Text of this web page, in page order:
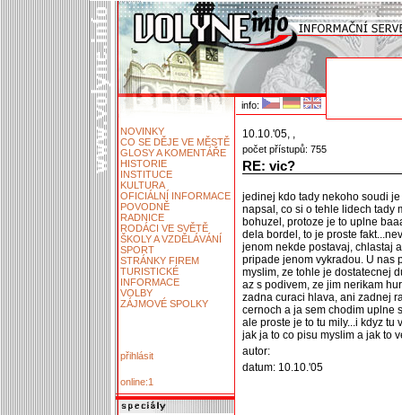
info:
NOVINKY
CO SE DĚJE VE MĚSTĚ
GLOSY A KOMENTÁŘE
HISTORIE
INSTITUCE
KULTURA
OFICIÁLNÍ INFORMACE
POVODNĚ
RADNICE
RODÁCI VE SVĚTĚ
ŠKOLY A VZDĚLÁVÁNÍ
SPORT
STRÁNKY FIREM
TURISTICKÉ
INFORMACE
VOLBY
ZÁJMOVÉ SPOLKY
přihlásit
online:1
10.10.'05, ,
počet přístupů: 755
RE: vic?
jedinej kdo tady nekoho soudi
napsal, co si o tehle lidech tady
bohuzel, protoze je to uplne
dela bordel, to je proste
jenom nekde postavaj, chlastaj
pripade jenom vykradou. U nas
myslim, ze tohle je dostatecnej
az s podivem, ze jim nerikam
zadna curaci hlava, ani zadnej
cernoch a ja sem chodim uplne
ale proste je to tu mily...i kdyz tu
jak ja to co pisu myslim a jak to
autor:
datum: 10.10.'05